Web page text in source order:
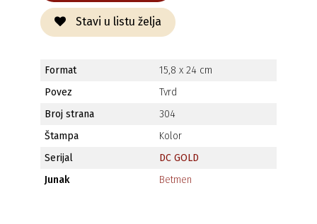
Stavi u listu želja
Format
15,8 x 24 cm
Povez
Tvrd
Broj strana
304
Štampa
Kolor
Serijal
DC GOLD
Junak
Betmen